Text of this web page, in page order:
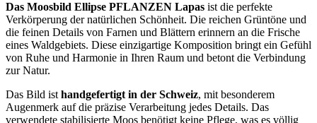
Das Moosbild Ellipse PFLANZEN Lapas ist die perfekte
Verkörperung der natürlichen Schönheit. Die reichen Grüntöne und
die feinen Details von Farnen und Blättern erinnern an die Frische
eines Waldgebiets. Diese einzigartige Komposition bringt ein Gefühl
von Ruhe und Harmonie in Ihren Raum und betont die Verbindung
zur Natur.
Das Bild ist handgefertigt in der Schweiz, mit besonderem
Augenmerk auf die präzise Verarbeitung jedes Details. Das
verwendete stabilisierte Moos benötigt keine Pflege, was es völlig